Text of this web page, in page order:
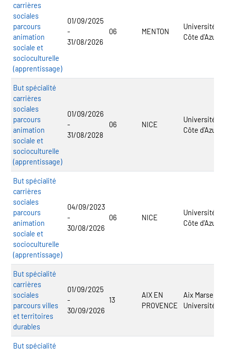
carrières
sociales
parcours
animation
sociale et
socioculturelle
(apprentissage)
01/09/2025
-
31/08/2026
06 MENTON
Université
Côte d'Azur
But spécialité
carrières
sociales
parcours
animation
sociale et
socioculturelle
(apprentissage)
01/09/2026
-
31/08/2028
06 NICE
Université
Côte d'Azur
But spécialité
carrières
sociales
parcours
animation
sociale et
socioculturelle
(apprentissage)
04/09/2023
-
30/08/2026
06 NICE
Université
Côte d'Azur
But spécialité
carrières
sociales
parcours villes
et territoires
durables
01/09/2025
-
30/09/2026
13
AIX EN
PROVENCE
Aix Marseille
Université
But spécialité